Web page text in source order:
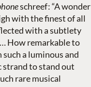
schreef:“A wonder
with the finest of all
with a subtlety
How remarkable to
a luminous and
strand to stand out
rare musical